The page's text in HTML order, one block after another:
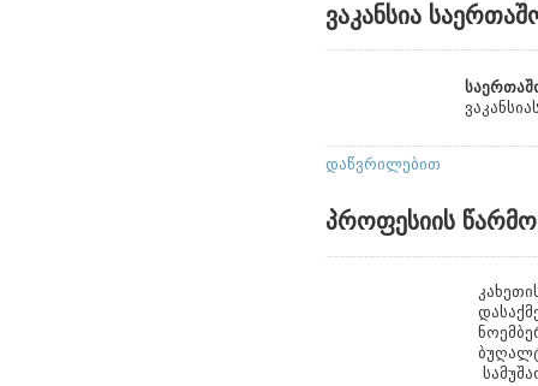
ვაკანსია
დაწვრილებით
პროფესიის